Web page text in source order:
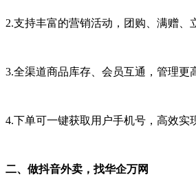
2.支持丰富的营销活动，团购、满赠、
3.全渠道商品库存、会员互通，管理更
4.下单可一键获取用户手机号，高效实
二、做抖音外卖，找华企万网